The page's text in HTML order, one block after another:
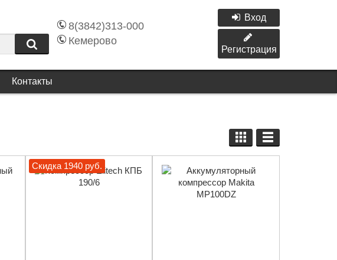
8(3842)313-000
Кемерово
Вход
Регистрация
Контакты
Скидка 1940 руб.